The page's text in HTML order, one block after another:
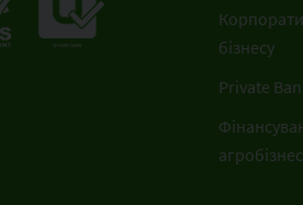
бізнесу
Private